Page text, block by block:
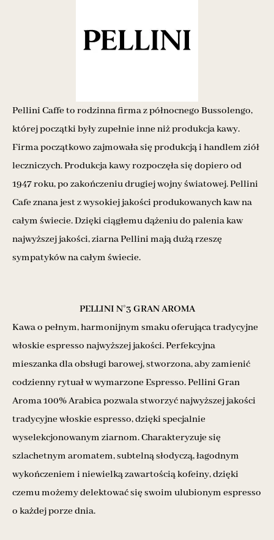
Pellini Caffe to rodzinna firma z północnego Bussolengo,
której początki były zupełnie inne niż produkcja kawy.
Firma początkowo zajmowała się produkcją i handlem ziół
leczniczych. Produkcja kawy rozpoczęła się dopiero od
1947 roku, po zakończeniu drugiej wojny światowej. Pellini
Cafe znana jest z wysokiej jakości produkowanych kaw na
całym świecie. Dzięki ciągłemu dążeniu do palenia kaw
najwyższej jakości, ziarna Pellini mają dużą rzeszę
sympatyków na całym świecie.
PELLINI N°3 GRAN AROMA
Kawa o pełnym, harmonijnym smaku oferująca tradycyjne
włoskie espresso najwyższej jakości. Perfekcyjna
mieszanka dla obsługi barowej, stworzona, aby zamienić
codzienny rytuał w wymarzone Espresso. Pellini Gran
Aroma 100% Arabica pozwala stworzyć najwyższej jakości
tradycyjne włoskie espresso, dzięki specjalnie
wyselekcjonowanym ziarnom. Charakteryzuje się
szlachetnym aromatem, subtelną słodyczą, łagodnym
wykończeniem i niewielką zawartością kofeiny, dzięki
czemu możemy delektować się swoim ulubionym espresso
o każdej porze dnia.